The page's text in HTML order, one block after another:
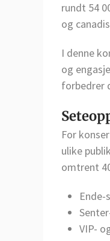
rundt 54
og
I denne
og
forbedrer
For
ulike
omtrent
VIP-